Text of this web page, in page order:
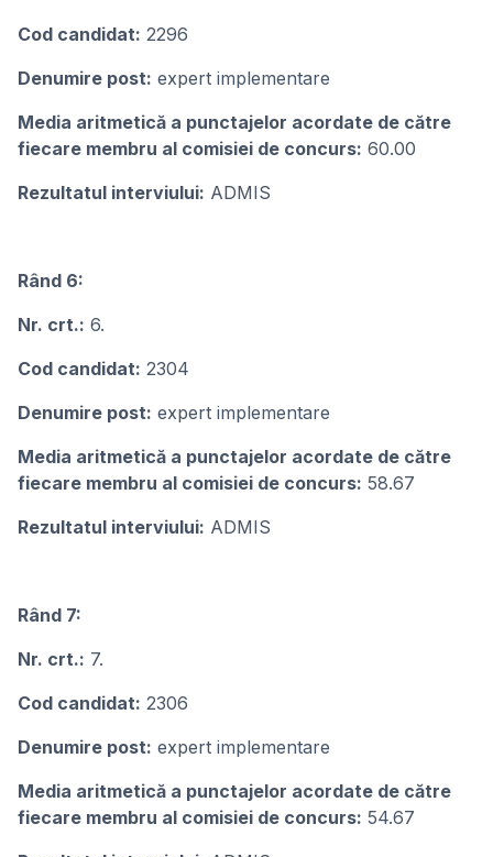
Cod candidat: 2296
Denumire post: expert implementare
Media aritmetică a punctajelor acordate de către
fiecare membru al comisiei de concurs: 60.00
Rezultatul interviului: ADMIS
Rând 6:
Nr. crt.: 6.
Cod candidat: 2304
Denumire post: expert implementare
Media aritmetică a punctajelor acordate de către
fiecare membru al comisiei de concurs: 58.67
Rezultatul interviului: ADMIS
Rând 7:
Nr. crt.: 7.
Cod candidat: 2306
Denumire post: expert implementare
Media aritmetică a punctajelor acordate de către
fiecare membru al comisiei de concurs: 54.67